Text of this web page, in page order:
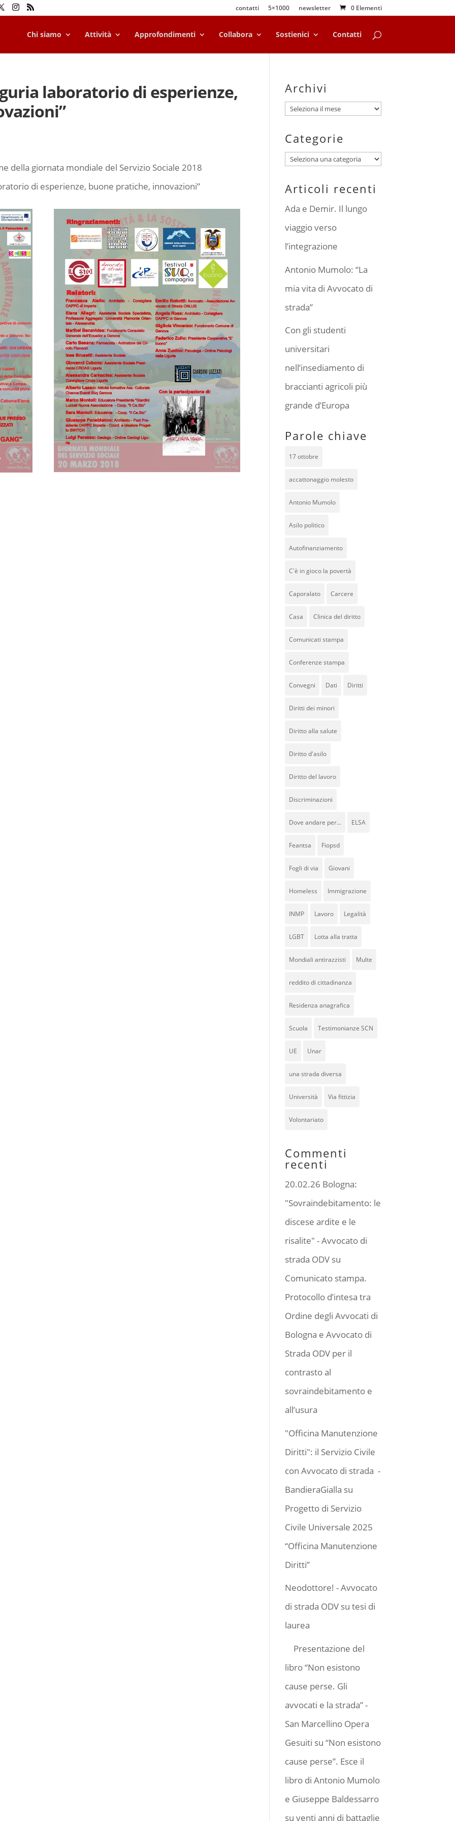
contatti 5×1000 newsletter 0 Elementi
Chi siamo Attività Approfondimenti Collabora Sostienici Contatti
laboratorio di esperienze,
della giornata mondiale del Servizio Sociale 2018
di esperienze, buone pratiche, innovazioni”
Archivi
Archivi
Categorie
Categorie
Articoli recenti
Ada e Demir. Il lungo
viaggio verso
l’integrazione
Antonio Mumolo: “La
mia vita di Avvocato di
strada”
Con gli studenti
universitari
nell’insediamento di
braccianti agricoli più
grande d’Europa
Parole chiave
17 ottobre
accattonaggio molesto
Antonio Mumolo
Asilo politico
Autofinanziamento
C'è in gioco la povertà
Caporalato Carcere
Casa Clinica del diritto
Comunicati stampa
Conferenze stampa
Convegni Dati Diritti
Diritti dei minori
Diritto alla salute
Diritto d'asilo
Diritto del lavoro
Discriminazioni
Dove andare per... ELSA
Feantsa Fiopsd
Fogli di via Giovani
Homeless Immigrazione
INMP Lavoro Legalità
LGBT Lotta alla tratta
Mondiali antirazzisti Multe
reddito di cittadinanza
Residenza anagrafica
Scuola Testimonianze SCN
UE Unar
una strada diversa
Università Via fittizia
Volontariato
Commenti
recenti
20.02.26 Bologna:
"Sovraindebitamento: le
discese ardite e le
risalite" - Avvocato di
strada ODV su
Comunicato stampa.
Protocollo d’intesa tra
Ordine degli Avvocati di
Bologna e Avvocato di
Strada ODV per il
contrasto al
sovraindebitamento e
all’usura
"Officina Manutenzione
Diritti": il Servizio Civile
con Avvocato di strada -
BandieraGialla su
Progetto di Servizio
Civile Universale 2025
“Officina Manutenzione
Diritti”
Neodottore! - Avvocato
di strada ODV sutesi di
laurea
Presentazione del
libro “Non esistono
cause perse. Gli
avvocati e la strada” -
San Marcellino Opera
Gesuiti su“Non esistono
cause perse”. Esce il
libro di Antonio Mumolo
e Giuseppe Baldessarro
su venti anni di battaglie